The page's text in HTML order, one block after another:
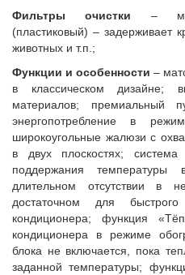
Фильтры очистки –
(пластиковый) – задерживает
животных и т.п.;
Функции и особенности –
в классическом дизайне;
материалов; премиальный
энергопотребление в
широкоугольные жалюзи с
в двух плоскостях; система
поддержания
длительном отсутствии
достаточном для
кондиционера; функция
кондиционера в режиме
блока не включается, пока
заданной температуры;